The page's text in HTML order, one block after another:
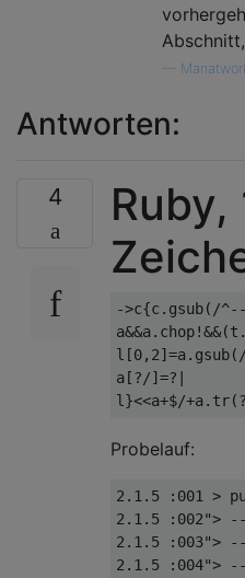
Antworten:
4
Ruby,
->c{c . gsub( /
a&&a. chop!&&(t .
l [0, 2]=a. gsub(
a [?/]=?|
l }<<a+$/+a. tr
Probelauf:
2.1.5 :001 >
2.1.5 :002"> --
2.1.5 :003">
2.1.5 :004">